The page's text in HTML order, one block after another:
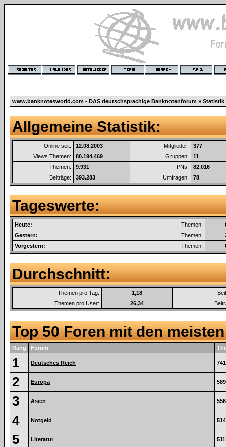
www.banknotesworld.com - DAS deutschsprachige Banknotenforum » Statistik
Allgemeine Statistik:
Online seit: 12.08.2003 Mitglieder:
377
Views Themen:
80.194.469 Gruppen:
11
Themen:
9.931 PNs:
82.016
Beiträge:
393.283 Umfragen: 78
Tageswerte:
Heute: Themen:
Gestern:
Themen:
Vorgestern:
Themen:
Durchschnitt:
Themen pro Tag: 1,18
Themen pro User:
26,34
Top 50 Foren mit den
Rang Forum
1 Deutsches Reich 741
2 Europa 589
3 Asien 556
4 Notgeld 514
5 Literatur 511